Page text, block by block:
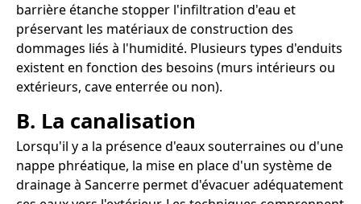
barrière étanche stopper l'infiltration d'eau et
préservant les matériaux de construction des
dommages liés à l'humidité. Plusieurs types d'enduits
existent en fonction des besoins (murs intérieurs ou
extérieurs, cave enterrée ou non).
B. La canalisation
Lorsqu'il y a la présence d'eaux souterraines ou d'une
nappe phréatique, la mise en place d'un système de
drainage à Sancerre permet d'évacuer adéquatement